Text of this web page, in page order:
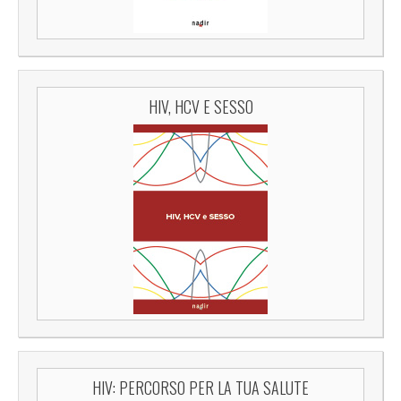
HIV, HCV E SESSO
HIV: PERCORSO PER LA TUA SALUTE